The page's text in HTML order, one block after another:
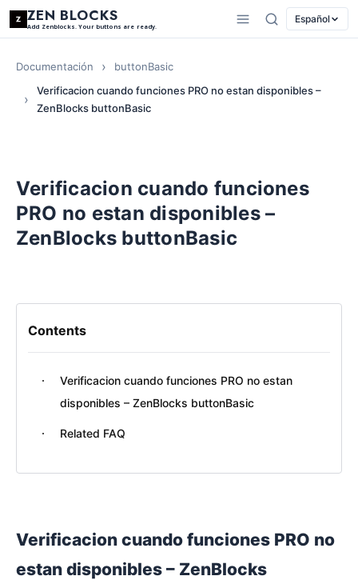
ZEN BLOCKS
Add Zenblocks. Your buttons are ready.
Español
Documentación
buttonBasic
Verificacion cuando funciones PRO no estan disponibles –
ZenBlocks buttonBasic
Verificacion cuando funciones
PRO no estan disponibles –
ZenBlocks buttonBasic
Contents
Verificacion cuando funciones PRO no estan
disponibles – ZenBlocks buttonBasic
Related FAQ
Verificacion cuando funciones PRO no
estan disponibles – ZenBlocks